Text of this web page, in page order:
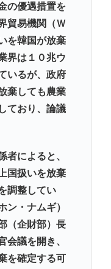
の優遇措置を
貿易機関（Ｗ
を韓国が放棄
界は１０兆ウ
いるが、政府
棄しても農業
ており、論議
者によると、
国扱いを放棄
調整してい
ン・ナムギ）
（企財部）長
会議を開き、
を確定する可